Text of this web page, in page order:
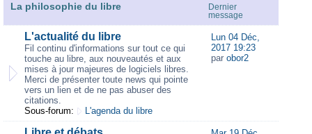
La philosophie du libre
Dernier
message
L'actualité du libre
Fil continu d'informations sur tout ce qui
touche au libre, aux nouveautés et aux
mises à jour majeures de logiciels libres.
Merci de présenter toute news qui pointe
vers un lien et de ne pas abuser des
citations.
Sous-forum:
L'agenda du libre
Lun 04 Déc,
2017 19:23
par obor2